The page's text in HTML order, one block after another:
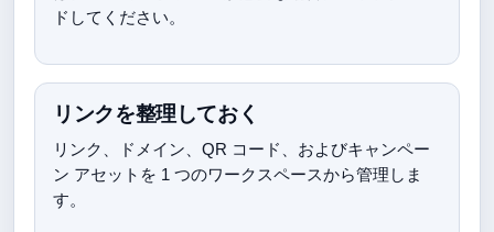
ドしてください。
リンクを整理しておく
リンク、ドメイン、QR コード、およびキャンペー
ン アセットを 1 つのワークスペースから管理しま
す。